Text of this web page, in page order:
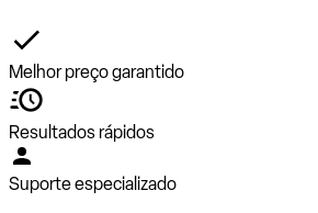
Melhor preço garantido
Resultados rápidos
Suporte especializado